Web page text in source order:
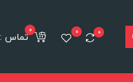
0
0 تماس : 02188311672-021884910130